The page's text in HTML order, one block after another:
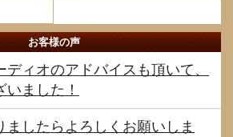
お客様の声
ディオのアドバイスも頂いて、
ました！
ましたらよろしくお願いしま